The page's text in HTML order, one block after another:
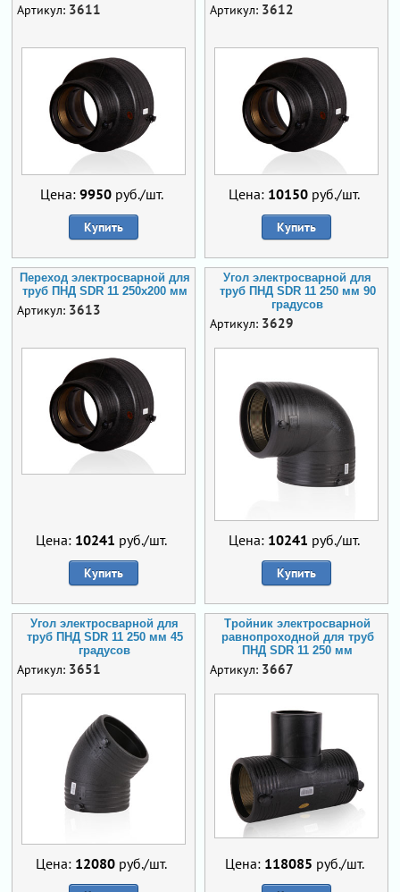
Артикул: 3611
Цена: 9950руб./шт.
Купить
Артикул: 3612
Цена: 10150 руб./шт.
Купить
Переход электросварной для
труб ПНД SDR 11 250х200 мм
Артикул: 3613
Цена: 10241 руб./шт.
Купить
Угол электросварной для
труб ПНД SDR 11 250 мм 90
градусов
Артикул: 3629
Цена: 10241 руб./шт.
Купить
Угол электросварной для
труб ПНД SDR 11 250 мм 45
градусов
Артикул: 3651
Цена: 12080 руб./шт.
Тройник электросварной
равнопроходной для труб
ПНД SDR 11 250 мм
Артикул: 3667
Цена: 118085 руб./шт.